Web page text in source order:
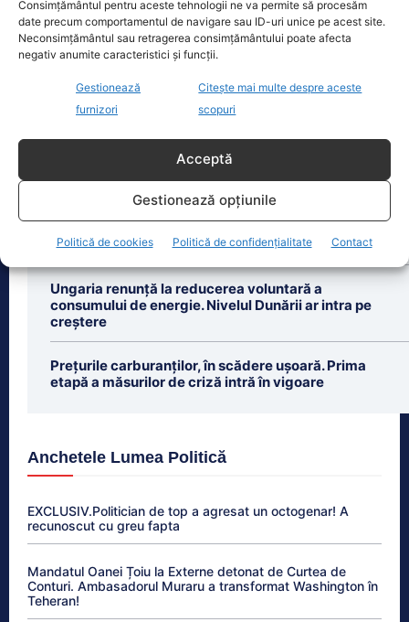
Consimțământul pentru aceste tehnologii ne va permite să procesăm
date precum comportamentul de navigare sau ID-uri unice pe acest site.
Neconsimțământul sau retragerea consimțământului poate afecta
negativ anumite caracteristici și funcții.
Gestionează
furnizori
Citește mai multe despre aceste
scopuri
Acceptă
Gestionează opțiunile
Politică de cookies Politică de confidențialitate Contact
în 2026 de asigurare în sistemul public
de sănătate dacă optează pentru
plata contribuției de
România exportă energie ieftină la prânz și importă
energetică
Ungaria renunță la reducerea voluntară a
consumului de energie. Nivelul Dunării ar intra pe
creștere
Prețurile carburanților, în scădere ușoară. Prima
etapă a măsurilor de criză intră în vigoare
Anchetele Lumea Politică
EXCLUSIV.Politician de top a agresat un octogenar! A
recunoscut cu greu fapta
Mandatul Oanei Țoiu la Externe detonat de Curtea de
Conturi. Ambasadorul Muraru a transformat Washington în
Teheran!